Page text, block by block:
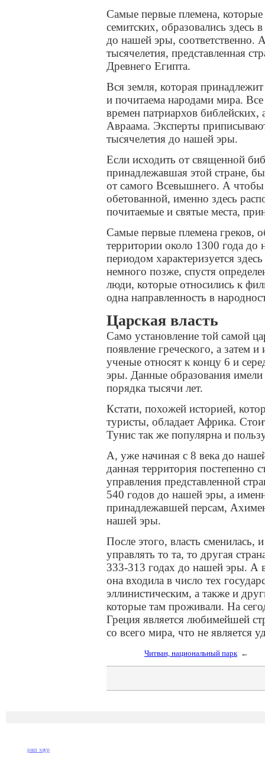
Самые первые племена,
семитских, образовались здесь
до нашей эры, соответственно.
тысячелетия, представленная
Древнего Египта.
Вся земля, которая
и почитаема народами мира. Все
времен патриархов
Авраама. Эксперты
тысячелетия до нашей эры.
Если исходить от священной
принадлежавшая этой стране,
от самого Всевышнего. А чтобы
обетованной, именно здесь
почитаемые и святые места,
Самые первые племена греков,
территории около 1300 года
периодом характеризуется
немного позже, спустя
люди, которые относились к
одна направленность в
Царская власть
Само установление той самой
появление греческого, а затем и
ученые относят к концу 6 и
эры. Данные образования имели
порядка тысячи лет.
Кстати, похожей историей,
туристы, обладает Африка.
Тунис так же популярна и
А, уже начиная с 8 века до
данная территория постепенно
управления представленной
540 годов до нашей эры, а
принадлежавшей персам,
нашей эры.
После этого, власть сменилась,
управлять то та, то другая
333-313 годах до нашей эры. А
она входила в число тех
эллинистическим, а также и
которые там проживали. На
Греция является любимейшей
со всего мира, что не является
Читван, национальный парк ←
раш хаур